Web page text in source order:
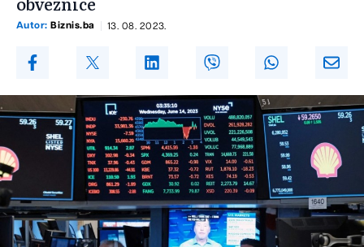
Autor: Biznis.ba 13. 08. 2023.